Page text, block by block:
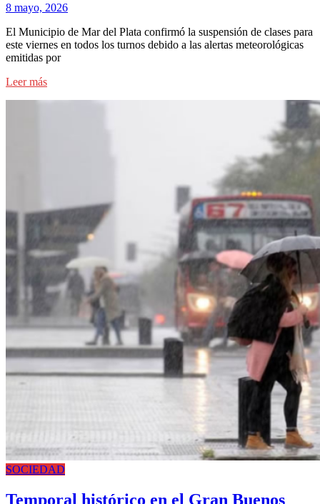
8 mayo, 2026
El Municipio de Mar del Plata confirmó la suspensión de clases para
este viernes en todos los turnos debido a las alertas meteorológicas
emitidas por
Leer más
SOCIEDAD
Temporal histórico en el Gran Buenos